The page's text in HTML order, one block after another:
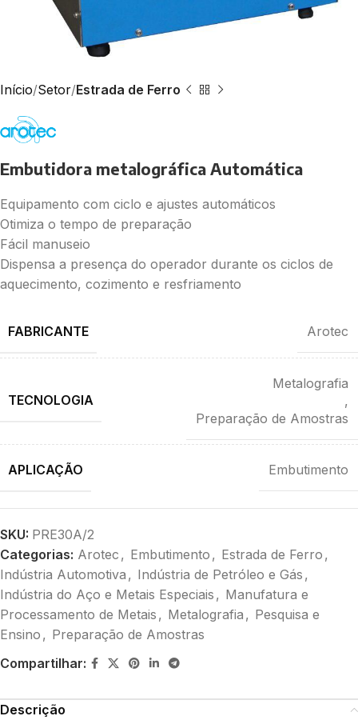
Início Setor Estrada de Ferro
Embutidora metalográfica Automática
Equipamento com ciclo e ajustes automáticos
Otimiza o tempo de preparação
Fácil manuseio
Dispensa a presença do operador durante os ciclos de
aquecimento, cozimento e resfriamento
FABRICANTE Arotec
TECNOLOGIA
Metalografia
,
Preparação de Amostras
APLICAÇÃO Embutimento
SKU: PRE30A/2
Categorias: Arotec , Embutimento , Estrada de Ferro ,
Indústria Automotiva , Indústria de Petróleo e Gás ,
Indústria do Aço e Metais Especiais , Manufatura e
Processamento de Metais , Metalografia , Pesquisa e
Ensino , Preparação de Amostras
Compartilhar:
Descrição